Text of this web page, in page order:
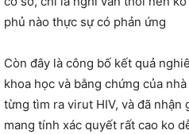
phủ nào thực sự có phản ứng
Còn đây là công bố kết quả
khoa học và bằng chứng của
từng tìm ra virut HIV, và đã nhận
mang tính xác quyết rất cao ko